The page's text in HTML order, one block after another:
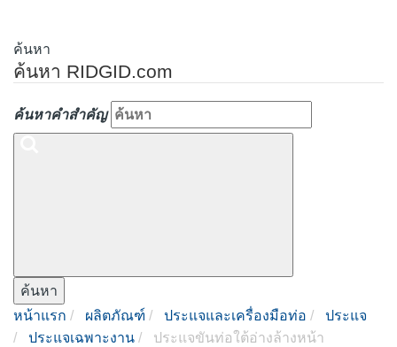
ค้นหา
ค้นหา RIDGID.com
ค้นหาคำสำคัญ
ค้นหา
หน้าแรก
ผลิตภัณฑ์ ประแจและเครื่องมือท่อ
ประแจ
ประแจเฉพาะงาน
ประแจขันท่อใต้อ่างล้างหน้า